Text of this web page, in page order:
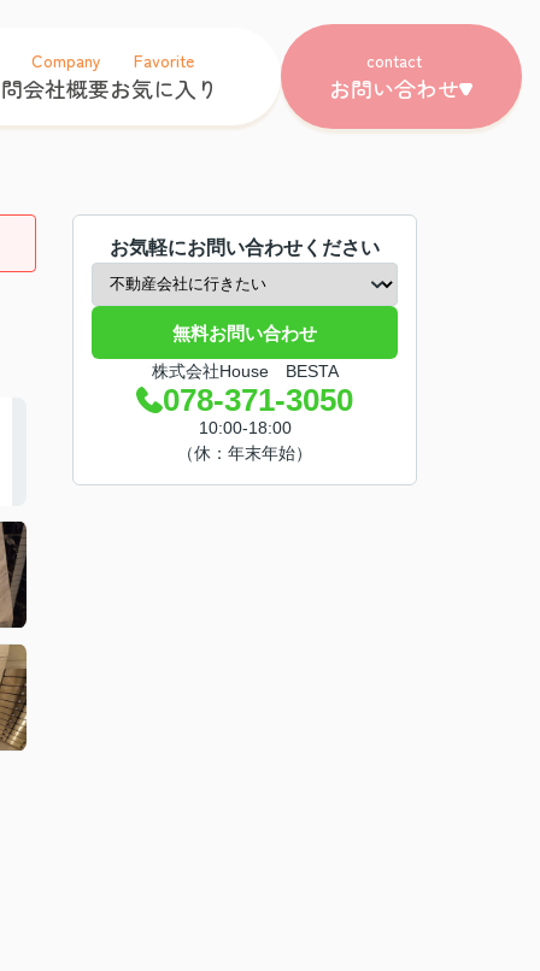
Company
会社概要
Favorite
お気に入り
contact
お問い合わせ
お気軽にお問い合わせください
無料お問い合わせ
株式会社House BESTA
078-371-3050
10:00-18:00
（休：年末年始）